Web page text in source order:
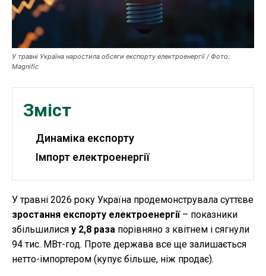
Курс валют
Ми в соц. мережах
У травні Україна наростила обсяги експорту електроенергії / Фото:
Magnific
Зміст
Динаміка експорту
Імпорт електроенергії
У травні 2026 року Україна продемонструвала суттєве
зростання експорту електроенергії– показники
збільшилися у 2,8 раза порівняно з квітнем і сягнули
94 тис. МВт-год. Проте держава все ще залишається
нетто-імпортером (купує більше, ніж продає).